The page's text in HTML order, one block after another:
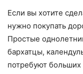
Если вы хотите
нужно покупать
Простые
бархатцы,
потребуют